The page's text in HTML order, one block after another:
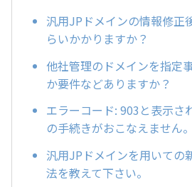
汎用JPドメインの情報修正
らいかかりますか？
他社管理のドメインを指定
か要件などありますか？
エラーコード: 903と表示さ
の手続きがおこなえません。
汎用JPドメインを用いての
法を教えて下さい。